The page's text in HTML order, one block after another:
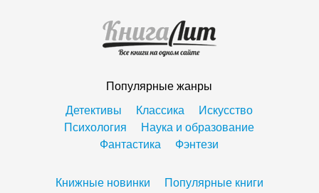
Популярные жанры
Детективы
Классика
Искусство
Психология
Наука и образование
Фантастика
Фэнтези
Книжные новинки
Популярные книги